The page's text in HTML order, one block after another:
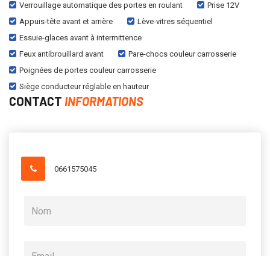
Verrouillage automatique des portes en roulant
Prise 12V
Appuis-tête avant et arrière
Lève-vitres séquentiel
Essuie-glaces avant à intermittence
Feux antibrouillard avant
Pare-chocs couleur carrosserie
Poignées de portes couleur carrosserie
Siège conducteur réglable en hauteur
CONTACT INFORMATIONS
0661575045